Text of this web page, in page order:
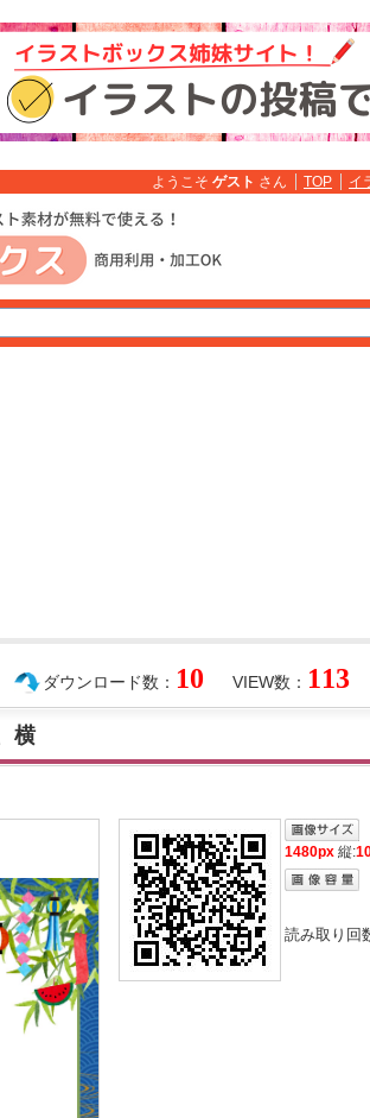
ようこそ ゲスト さん TOP イ
VIEW数： 113
ダウンロード数： 10
横
1480px 縦:
読み取り回